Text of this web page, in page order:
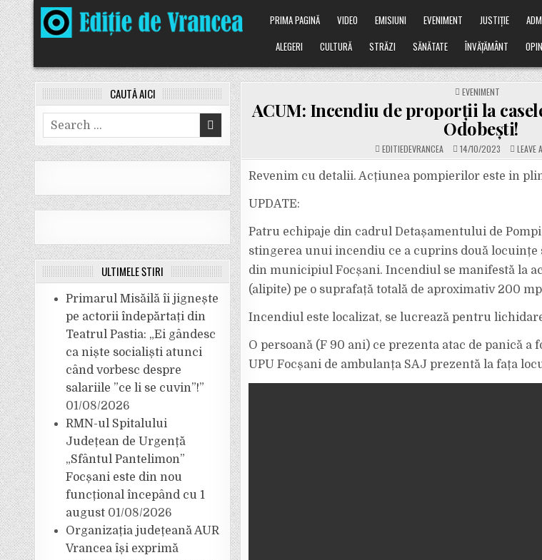
Skip
to
content
PRIMA PAGINĂ VIDEO EMISIUNI EVENIMENT JUSTIȚIE
ALEGERI
CULTURĂ STRĂZI SĂNĂTATE ÎNVĂȚĂMÂNT
POSTED
IN
EVENIMENT
ACUM: Incendiu de proporții la
Odobești!
EDITIEDEVRANCEA 14/10/2023 LEAVE
Revenim cu detalii. Acțiunea pompierilor este in
UPDATE:
Patru echipaje din cadrul Detașamentului de
stingerea unui incendiu ce a cuprins două locuințe
din municipiul Focșani. Incendiul se manifestă la
(alipite) pe o suprafață totală de aproximativ 200
Incendiul este localizat, se lucrează pentru
O persoană (F 90 ani) ce prezenta atac de panică
UPU Focșani de ambulanța SAJ prezentă la fața
CAUTĂ AICI
Search
for:
ULTIMELE ȘTIRI
Primarul Misăilă îi jignește
pe actorii îndepărtați din
Teatrul Pastia: „Ei gândesc
ca niște socialiști atunci
când vorbesc despre
salariile ”ce li se cuvin”!”
01/08/2026
RMN-ul Spitalului
Județean de Urgență
„Sfântul Pantelimon”
Focșani este din nou
funcțional începând cu 1
august 01/08/2026
Organizația județeană AUR
Vrancea își exprimă